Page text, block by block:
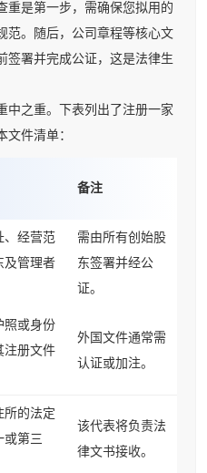
重是第一步，需确保您拟用的
范。随后，公司章程等核心文
签署并完成公证，这是法律生
之重。下表列出了注册一家
件清单：
备注
、经营范
及管理者
需由所有创始股
东签署并经公
证。
照或身份
注册文件
外国文件通常需
认证或加注。
所的法定
或第三
该代表将负责法
律文书接收。